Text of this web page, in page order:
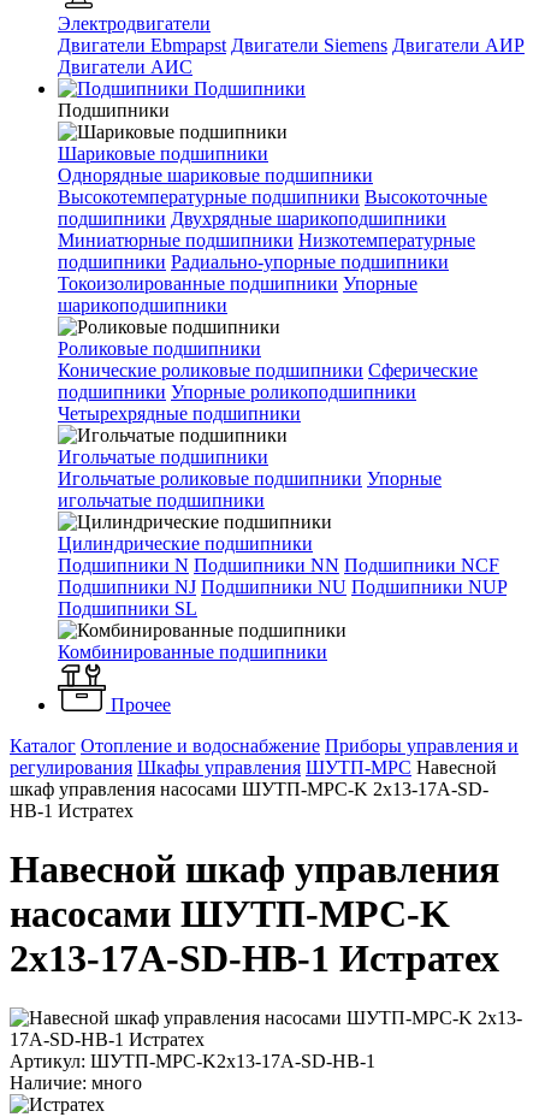
Электродвигатели
Двигатели Ebmpapst Двигатели Siemens Двигатели АИР
Двигатели АИС
Подшипники
Подшипники
Шариковые подшипники
Однорядные шариковые подшипники
Высокотемпературные подшипники Высокоточные
подшипники Двухрядные шарикоподшипники
Миниатюрные подшипники Низкотемпературные
подшипники Радиально-упорные подшипники
Токоизолированные подшипники Упорные
шарикоподшипники
Роликовые подшипники
Конические роликовые подшипники Сферические
подшипники Упорные роликоподшипники
Четырехрядные подшипники
Игольчатые подшипники
Игольчатые роликовые подшипники Упорные
игольчатые подшипники
Цилиндрические подшипники
Подшипники N Подшипники NN Подшипники NCF
Подшипники NJ Подшипники NU Подшипники NUP
Подшипники SL
Комбинированные подшипники
Прочее
Каталог Отопление и водоснабжение Приборы управления и
регулирования Шкафы управления ШУТП-MPC Навесной
шкаф управления насосами ШУТП-MPC-K 2x13-17A-SD-
НВ-1 Истратех
Навесной шкаф управления
насосами ШУТП-MPC-K
2x13-17A-SD-НВ-1 Истратех
Артикул: ШУТП-MPC-K2x13-17A-SD-НВ-1
Наличие: много